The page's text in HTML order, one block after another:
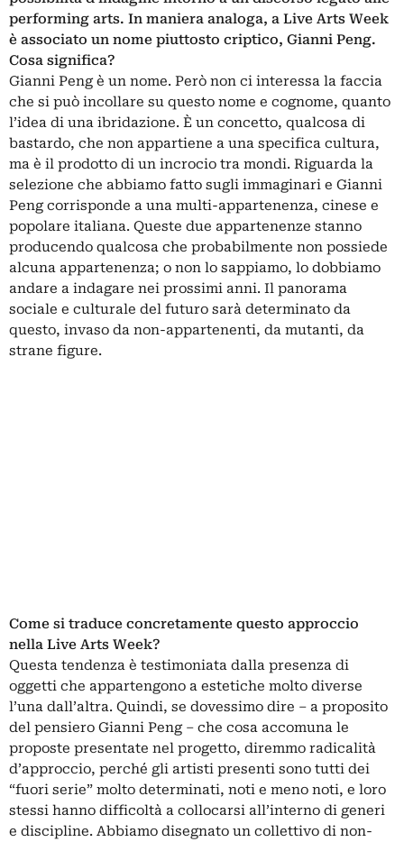
performing arts. In maniera analoga, a Live Arts Week
è associato un nome piuttosto criptico, Gianni Peng.
Cosa significa?
Gianni Peng è un nome. Però non ci interessa la faccia
che si può incollare su questo nome e cognome, quanto
l’idea di una ibridazione. È un concetto, qualcosa di
bastardo, che non appartiene a una specifica cultura,
ma è il prodotto di un incrocio tra mondi. Riguarda la
selezione che abbiamo fatto sugli immaginari e Gianni
Peng corrisponde a una multi-appartenenza, cinese e
popolare italiana. Queste due appartenenze stanno
producendo qualcosa che probabilmente non possiede
alcuna appartenenza; o non lo sappiamo, lo dobbiamo
andare a indagare nei prossimi anni. Il panorama
sociale e culturale del futuro sarà determinato da
questo, invaso da non-appartenenti, da mutanti, da
strane figure.
Come si traduce concretamente questo approccio
nella Live Arts Week?
Questa tendenza è testimoniata dalla presenza di
oggetti che appartengono a estetiche molto diverse
l’una dall’altra. Quindi, se dovessimo dire – a proposito
del pensiero Gianni Peng – che cosa accomuna le
proposte presentate nel progetto, diremmo radicalità
d’approccio, perché gli artisti presenti sono tutti dei
“fuori serie” molto determinati, noti e meno noti, e loro
stessi hanno difficoltà a collocarsi all’interno di generi
e discipline. Abbiamo disegnato un collettivo di non-